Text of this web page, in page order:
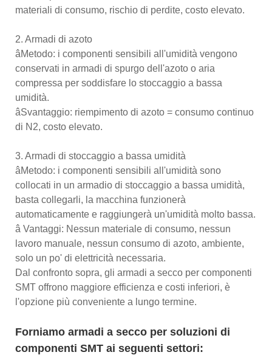
materiali di consumo, rischio di perdite, costo elevato.
2. Armadi di azoto
âMetodo: i componenti sensibili all'umidità vengono
conservati in armadi di spurgo dell'azoto o aria
compressa per soddisfare lo stoccaggio a bassa
umidità.
âSvantaggio: riempimento di azoto = consumo continuo
di N2, costo elevato.
3. Armadi di stoccaggio a bassa umidità
âMetodo: i componenti sensibili all'umidità sono
collocati in un armadio di stoccaggio a bassa umidità,
basta collegarli, la macchina funzionerà
automaticamente e raggiungerà un'umidità molto bassa.
â Vantaggi: Nessun materiale di consumo, nessun
lavoro manuale, nessun consumo di azoto, ambiente,
solo un po' di elettricità necessaria.
Dal confronto sopra, gli armadi a secco per componenti
SMT offrono maggiore efficienza e costi inferiori, è
l'opzione più conveniente a lungo termine.
Forniamo armadi a secco per soluzioni di
componenti SMT ai seguenti settori: